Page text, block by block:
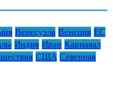
Венесуэла Венеция ЕС
Индия Иран Карнавал
США Северная